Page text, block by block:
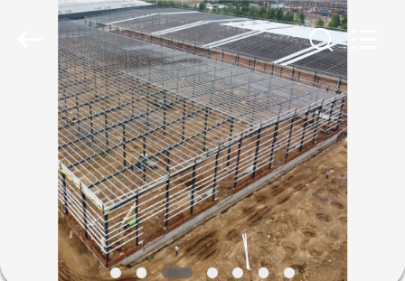
HUIS
PRODUCTEN
VIDEOS
VR-